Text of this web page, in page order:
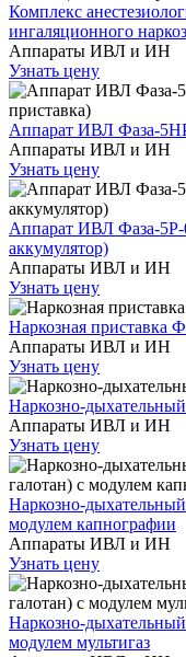
Комплекс
ингаляционного
Аппараты ИВЛ и ИН
Узнать цену
Аппарат ИВЛ Фаза-
Аппараты ИВЛ и ИН
Узнать цену
Аппарат ИВЛ Фаза-5Р-
аккумулятор)
Аппараты ИВЛ и ИН
Узнать цену
Наркозная приставка
Аппараты ИВЛ и ИН
Узнать цену
Наркозно-
Аппараты ИВЛ и ИН
Узнать цену
Наркозно-
модулем капнографии
Аппараты ИВЛ и ИН
Узнать цену
Наркозно-
модулем мультигаз